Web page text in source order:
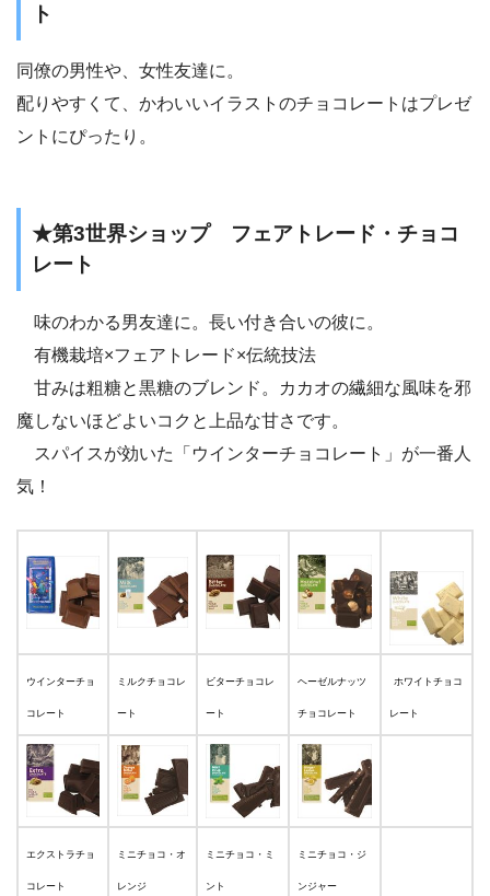
ト
同僚の男性や、女性友達に。
配りやすくて、かわいいイラストのチョコレートはプレゼ
ントにぴったり。
★第3世界ショップ フェアトレード・チョコ
レート
味のわかる男友達に。長い付き合いの彼に。
有機栽培×フェアトレード×伝統技法
甘みは粗糖と黒糖のブレンド。カカオの繊細な風味を邪
魔しないほどよいコクと上品な甘さです。
スパイスが効いた「ウインターチョコレート」が一番人
気！
ウインターチョ
コレート
ミルクチョコレ
ート
ビターチョコレ
ート
ヘーゼルナッツ
チョコレート
ホワイトチョコ
レート
エクストラチョ
コレート
ミニチョコ・オ
レンジ
ミニチョコ・ミ
ント
ミニチョコ・ジ
ンジャー